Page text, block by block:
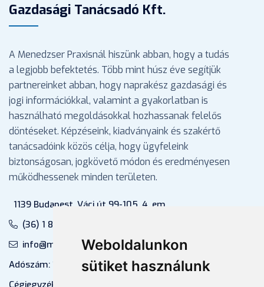
Weboldalunkon
sütiket használunk
Gazdasági Tanácsadó Kft.
A Menedzser Praxisnál hiszünk abban, hogy a tudás
a legjobb befektetés. Több mint húsz éve segítjük
partnereinket abban, hogy naprakész gazdasági és
jogi információkkal, valamint a gyakorlatban is
használható megoldásokkal hozhassanak felelős
döntéseket. Képzéseink, kiadványaink és szakértő
tanácsadóink közös célja, hogy ügyfeleink
biztonságosan, jogkövető módon és eredményesen
működhessenek minden területen.
1139 Budapest, Váci út 99-105. 4. em.
(36) 1 880 76 00
info@mprx.hu
Adószám: 13598145-2-41
Cégjegyzékszám: 01-09-883770 (Fővárosi